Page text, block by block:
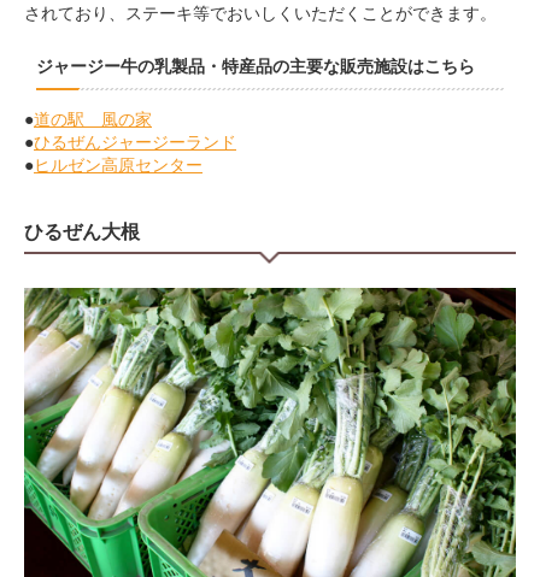
されており、ステーキ等でおいしくいただくことができます。
ジャージー牛の乳製品・特産品の主要な販売施設はこちら
●道の駅 風の家
●ひるぜんジャージーランド
●ヒルゼン高原センター
ひるぜん大根